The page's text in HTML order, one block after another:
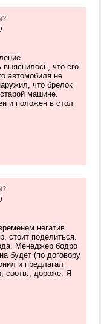
что его
автомобиля не
что брелок
машине.
и положен в стол
негатив
стоит поделиться.
Менеджер бодро
будет (по договору
и предлагал
соотв., дороже. Я